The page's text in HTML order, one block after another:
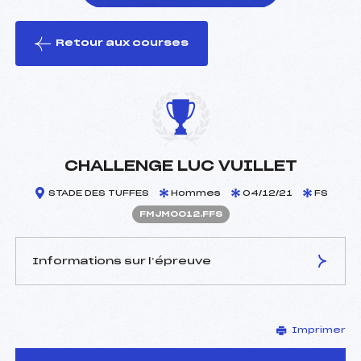
le ski
Retour aux courses
CHALLENGE LUC VUILLET
STADE DES TUFFES Hommes 04/12/21 FS
FMJM0012.FFS
Informations sur l’épreuve
IMBERTY MIREILLE (MJ)
D.T Adjoint :
–
Imprimer